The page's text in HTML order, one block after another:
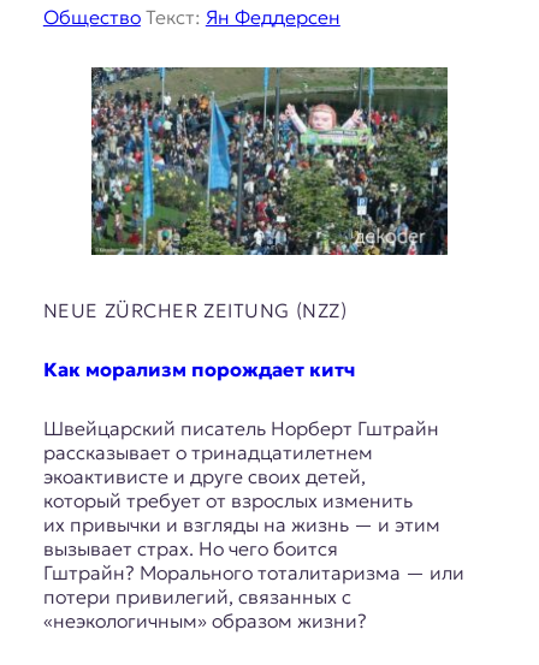
ОбществоТекст: Ян Феддерсен
NEUE ZÜRCHER ZEITUNG (NZZ)
Как морализм порождает китч
Швейцарский писатель Норберт Гштрайн
рассказывает о тринадцатилетнем
экоактивисте и друге своих детей,
который требует от взрослых изменить
их привычки и взгляды на жизнь — и этим
вызывает страх. Но чего боится
Гштрайн? Морального тоталитаризма — или
потери привилегий, связанных с
«неэкологичным» образом жизни?